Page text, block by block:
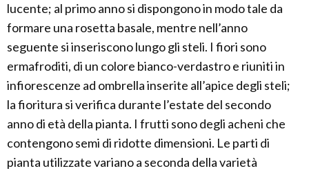
lucente; al primo anno si dispongono in modo tale da
formare una rosetta basale, mentre nell’anno
seguente si inseriscono lungo gli steli. I fiori sono
ermafroditi, di un colore bianco-verdastro e riuniti in
infiorescenze ad ombrella inserite all’apice degli steli;
la fioritura si verifica durante l’estate del secondo
anno di età della pianta. I frutti sono degli acheni che
contengono semi di ridotte dimensioni. Le parti di
pianta utilizzate variano a seconda della varietà